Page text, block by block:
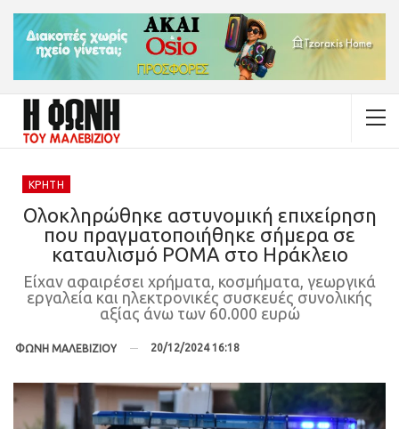
ΚΡΉΤΗ
Ολοκληρώθηκε αστυνομική επιχείρηση
που πραγματοποιήθηκε σήμερα σε
καταυλισμό ΡΟΜΑ στο Ηράκλειο
Είχαν αφαιρέσει χρήματα, κοσμήματα, γεωργικά
εργαλεία και ηλεκτρονικές συσκευές συνολικής
αξίας άνω των 60.000 ευρώ
ΦΩΝΗ ΜΑΛΕΒΙΖΙΟΥ 20/12/2024 16:18